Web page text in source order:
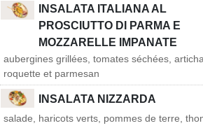
INSALATA ITALIANA AL
PROSCIUTTO DI PARMA E
MOZZARELLE IMPANATE
aubergines grillées, tomates séchées,
roquette et parmesan
INSALATA NIZZARDA
salade, haricots verts, pommes de terre,